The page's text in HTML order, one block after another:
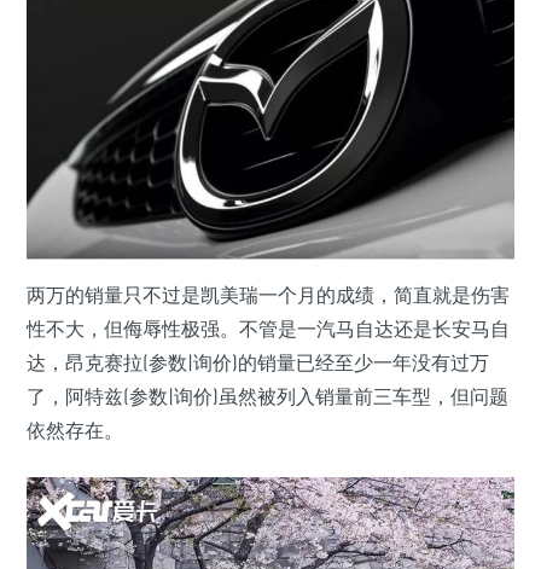
两万的销量只不过是凯美瑞一个月的成绩，简直就是伤害
性不大，但侮辱性极强。不管是一汽马自达还是长安马自
达，昂克赛拉(参数|询价)的销量已经至少一年没有过万
了，阿特兹(参数|询价)虽然被列入销量前三车型，但问题
依然存在。